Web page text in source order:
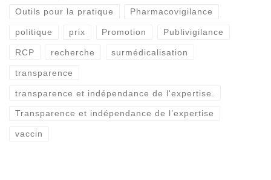
Outils pour la pratique Pharmacovigilance
politique prix Promotion Publivigilance
RCP recherche surmédicalisation
transparence
transparence et indépendance de l'expertise.
Transparence et indépendance de l’expertise
vaccin